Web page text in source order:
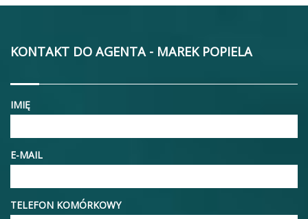
KONTAKT DO AGENTA - MAREK POPIELA
IMIĘ
E-MAIL
TELEFON KOMÓRKOWY